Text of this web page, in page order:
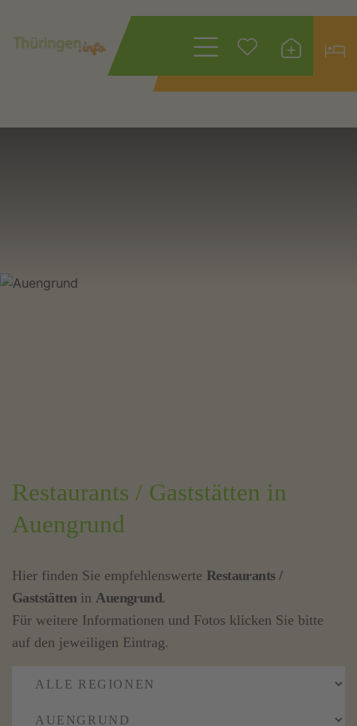
Wonach suchen
in Auengrund
Restaurants / Gaststätten in
Auengrund
Hier finden Sie empfehlenswerte Restaurants /
GaststätteninAuengrund.
Für weitere Informationen und Fotos klicken Sie bitte
auf den jeweiligen Eintrag.